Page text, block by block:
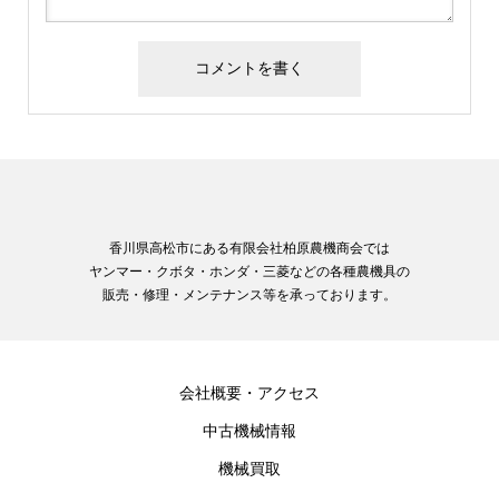
香川県高松市にある有限会社柏原農機商会では
ヤンマー・クボタ・ホンダ・三菱などの各種農機具の
販売・修理・メンテナンス等を承っております。
会社概要・アクセス
中古機械情報
機械買取